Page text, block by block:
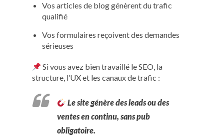
Vos articles de blog génèrent du trafic
qualifié
Vos formulaires reçoivent des demandes
sérieuses
Si vous avez bien travaillé le SEO, la
structure, l’UX et les canaux de trafic :
Le site génère des leads ou des
ventes en continu, sans pub
obligatoire.